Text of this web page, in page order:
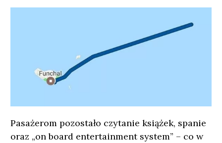
Pasażerom pozostało czytanie książek, spanie
oraz „on board entertainment system” – co w